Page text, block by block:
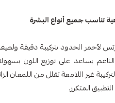
تناسب جميع أنواع البشرة
لأحمر الخدود بتركيبة دقيقة
يساعد على توزيع اللون
غير اللامعة تقلل من اللمعان
المتكرر.